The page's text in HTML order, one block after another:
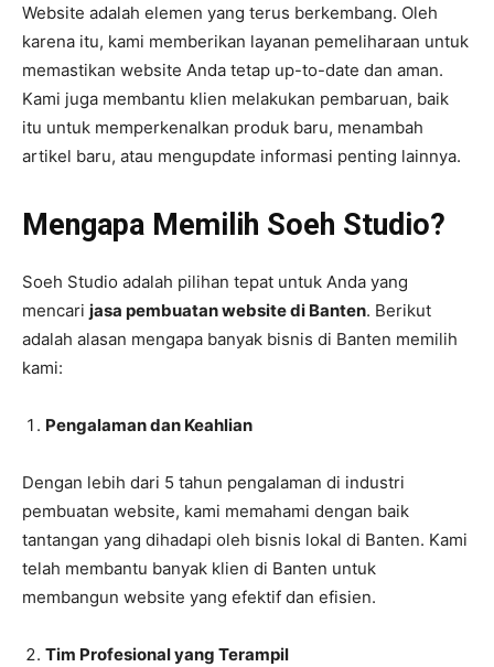
Website adalah elemen yang terus berkembang. Oleh
karena itu, kami memberikan layanan pemeliharaan untuk
memastikan website Anda tetap up-to-date dan aman.
Kami juga membantu klien melakukan pembaruan, baik
itu untuk memperkenalkan produk baru, menambah
artikel baru, atau mengupdate informasi penting lainnya.
Mengapa Memilih Soeh Studio?
Soeh Studio adalah pilihan tepat untuk Anda yang
mencari jasa pembuatan website di Banten. Berikut
adalah alasan mengapa banyak bisnis di Banten memilih
kami:
Pengalaman dan Keahlian
Dengan lebih dari 5 tahun pengalaman di industri
pembuatan website, kami memahami dengan baik
tantangan yang dihadapi oleh bisnis lokal di Banten. Kami
telah membantu banyak klien di Banten untuk
membangun website yang efektif dan efisien.
Tim Profesional yang Terampil